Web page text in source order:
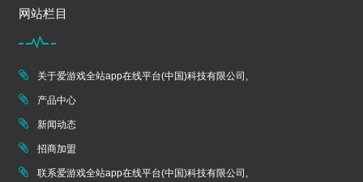
网站栏目
关于爱游戏全站app在线平台(中国)科技有限公司,
产品中心
新闻动态
招商加盟
联系爱游戏全站app在线平台(中国)科技有限公司,